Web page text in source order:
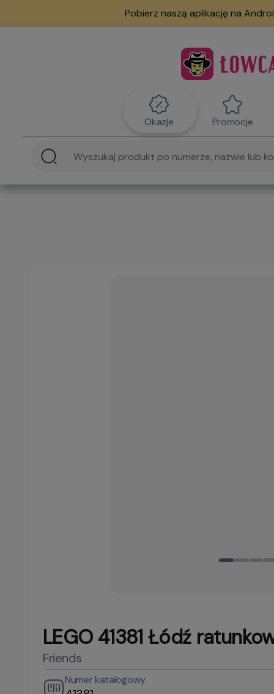
Pobierz naszą aplikację na
Okazje Promocje
LEGO 41381 Łódź
Friends
Numer katalogowy